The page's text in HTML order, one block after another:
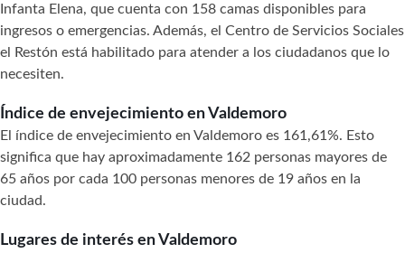
Infanta Elena, que cuenta con 158 camas disponibles para
ingresos o emergencias. Además, el Centro de Servicios Sociales
el Restón está habilitado para atender a los ciudadanos que lo
necesiten.
Índice de envejecimiento en Valdemoro
El índice de envejecimiento en Valdemoro es 161,61%. Esto
significa que hay aproximadamente 162 personas mayores de
65 años por cada 100 personas menores de 19 años en la
ciudad.
Lugares de interés en Valdemoro